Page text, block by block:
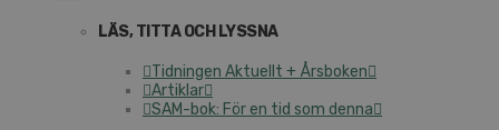
LÄS, TITTA OCH LYSSNA
Tidningen Aktuellt + Årsboken
Artiklar
SAM-bok: För en tid som denna